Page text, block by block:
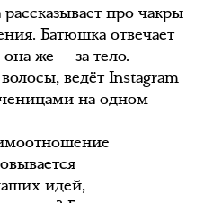
про чакры
Батюшка отвечает
же — за тело.
ведёт Instagram
на одном
идей,